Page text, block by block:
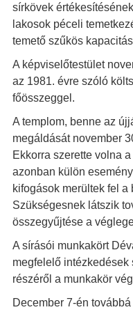
sírkövek
lakosok péceli
temető szűkös
A képviselőtestület
az 1981. évre szóló
főösszeggel.
A templom, benne az
megáldását november
Ekkorra szerette volna
azonban külön
kifogások merültek fel a
Szükségesnek látszik
összegyűjtése a
A sírásói munkakört
megfelelő
részéről a munkakör
December 7-én